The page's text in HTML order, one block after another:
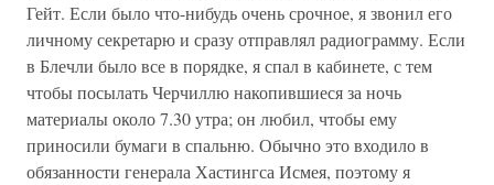
Гейт. Если было что-нибудь очень срочное, я звонил его
личному секретарю и сразу отправлял радиограмму. Если
в Блечли было все в порядке, я спал в кабинете, с тем
чтобы посылать Черчиллю накопившиеся за ночь
материалы около 7.30 утра; он любил, чтобы ему
приносили бумаги в спальню. Обычно это входило в
обязанности генерала Хастингса Исмея, поэтому я